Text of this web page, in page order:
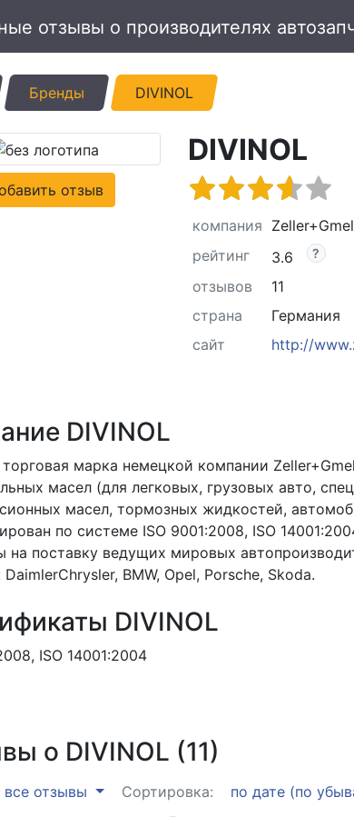
Бренды DIVINOL
отзыв
DIVINOL
компания
рейтинг
3.6
отзывов
11
страна
Германия
сайт
http://
DIVINOL
торговая марка немецкой компании
масел (для легковых, грузовых авто,
масел, тормозных жидкостей,
по системе ISO 9001:2008, ISO
на поставку ведущих мировых
DaimlerChrysler, BMW, Opel, Porsche, Skoda.
DIVINOL
ISO 14001:2004
о DIVINOL (11)
все отзывы Сортировка: по дате (по